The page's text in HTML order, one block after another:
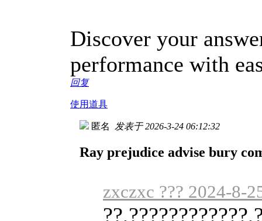
Discover your
performance with
回复
使用道具
匿名 发表于 2026-3-24 06:12:32
Ray prejudice advise bury
zxczxc ??? 2024-8-